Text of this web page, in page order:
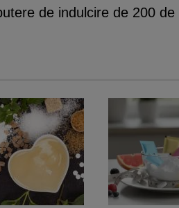
de indulcire de 200